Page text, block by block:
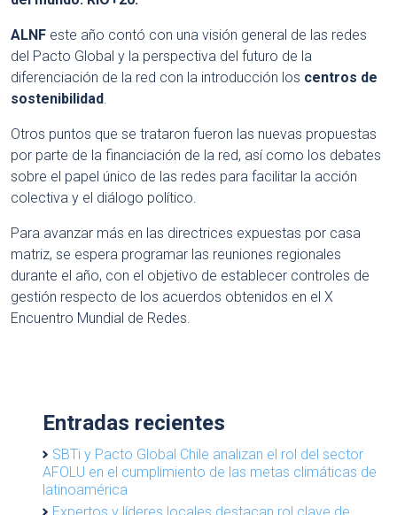
ALNF este año contó con una visión general de las redes
del Pacto Global y la perspectiva del futuro de la
diferenciación de la red con la introducción los centros de
sostenibilidad.
Otros puntos que se trataron fueron las nuevas propuestas
por parte de la financiación de la red, así como los debates
sobre el papel único de las redes para facilitar la acción
colectiva y el diálogo político.
Para avanzar más en las directrices expuestas por casa
matriz, se espera programar las reuniones regionales
durante el año, con el objetivo de establecer controles de
gestión respecto de los acuerdos obtenidos en el X
Encuentro Mundial de Redes.
Entradas recientes
SBTi y Pacto Global Chile analizan el rol del sector
AFOLU en el cumplimiento de las metas climáticas de
latinoamérica